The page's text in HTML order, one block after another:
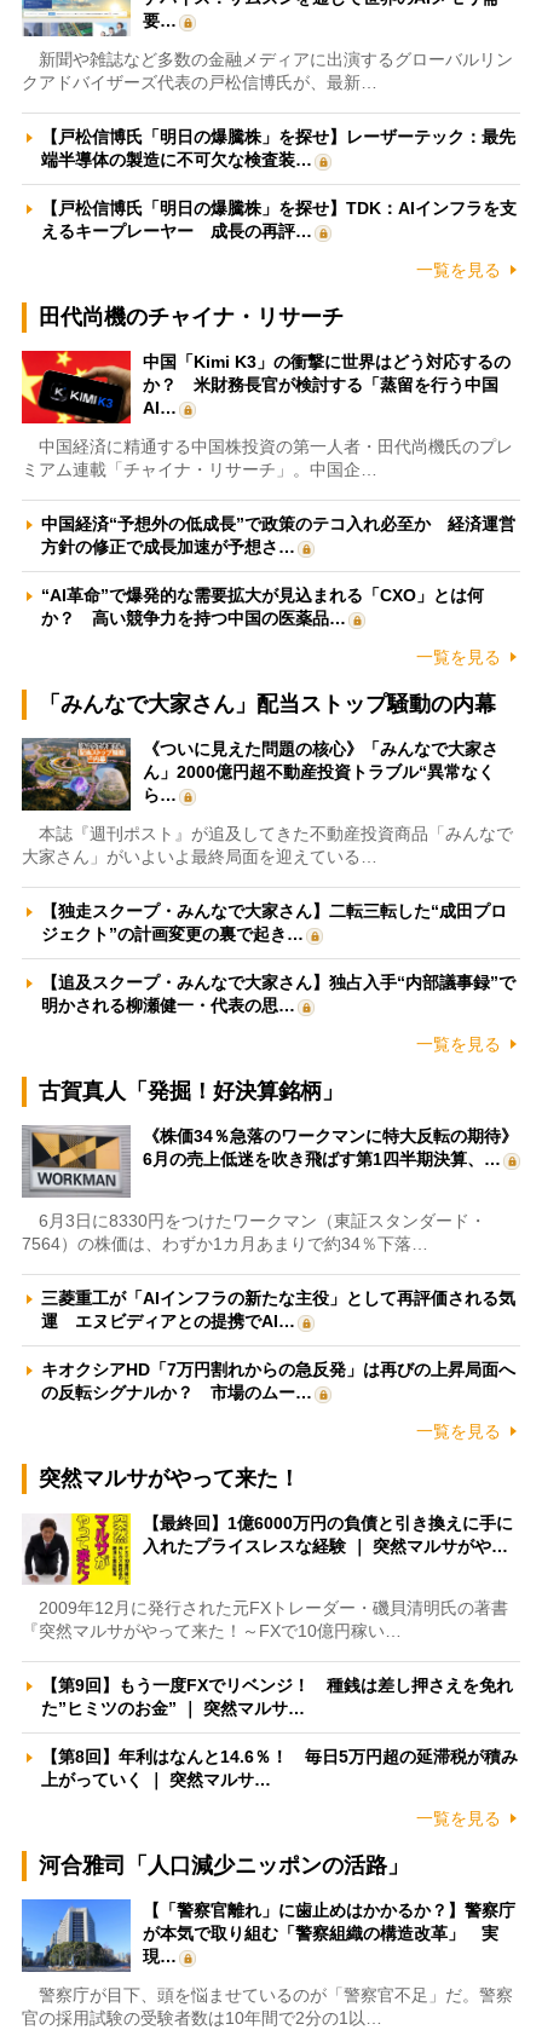
要…
新聞や雑誌など多数の金融メディアに出演するグローバルリン
クアドバイザーズ代表の戸松信博氏が、最新…
【戸松信博氏「明日の爆騰株」を探せ】レーザーテック：最先
端半導体の製造に不可欠な検査装…
【戸松信博氏「明日の爆騰株」を探せ】TDK：AIインフラを支
えるキープレーヤー 成長の再評…
一覧を見る
田代尚機のチャイナ・リサーチ
中国「Kimi K3」の衝撃に世界はどう対応するの
か？ 米財務長官が検討する「蒸留を行う中国
AI…
中国経済に精通する中国株投資の第一人者・田代尚機氏のプレ
ミアム連載「チャイナ・リサーチ」。中国企…
中国経済“予想外の低成長”で政策のテコ入れ必至か 経済運営
方針の修正で成長加速が予想さ…
“AI革命”で爆発的な需要拡大が見込まれる「CXO」とは何
か？ 高い競争力を持つ中国の医薬品…
一覧を見る
「みんなで大家さん」配当ストップ騒動の内幕
《ついに見えた問題の核心》「みんなで大家さ
ん」2000億円超不動産投資トラブル“異常なく
ら…
本誌『週刊ポスト』が追及してきた不動産投資商品「みんなで
大家さん」がいよいよ最終局面を迎えている…
【独走スクープ・みんなで大家さん】二転三転した“成田プロ
ジェクト”の計画変更の裏で起き…
【追及スクープ・みんなで大家さん】独占入手“内部議事録”で
明かされる柳瀬健一・代表の思…
一覧を見る
古賀真人「発掘！好決算銘柄」
《株価34％急落のワークマンに特大反転の期待》
6月の売上低迷を吹き飛ばす第1四半期決算、…
6月3日に8330円をつけたワークマン（東証スタンダード・
7564）の株価は、わずか1カ月あまりで約34％下落…
三菱重工が「AIインフラの新たな主役」として再評価される気
運 エヌビディアとの提携でAI…
キオクシアHD「7万円割れからの急反発」は再びの上昇局面へ
の反転シグナルか？ 市場のムー…
一覧を見る
突然マルサがやって来た！
【最終回】1億6000万円の負債と引き換えに手に
入れたプライスレスな経験 ｜ 突然マルサがや…
2009年12月に発行された元FXトレーダー・磯貝清明氏の著書
『突然マルサがやって来た！～FXで10億円稼い…
【第9回】もう一度FXでリベンジ！ 種銭は差し押さえを免れ
た”ヒミツのお金” ｜ 突然マルサ…
【第8回】年利はなんと14.6％！ 毎日5万円超の延滞税が積み
上がっていく ｜ 突然マルサ…
一覧を見る
河合雅司「人口減少ニッポンの活路」
【「警察官離れ」に歯止めはかかるか？】警察庁
が本気で取り組む「警察組織の構造改革」 実
現…
警察庁が目下、頭を悩ませているのが「警察官不足」だ。警察
官の採用試験の受験者数は10年間で2分の1以…